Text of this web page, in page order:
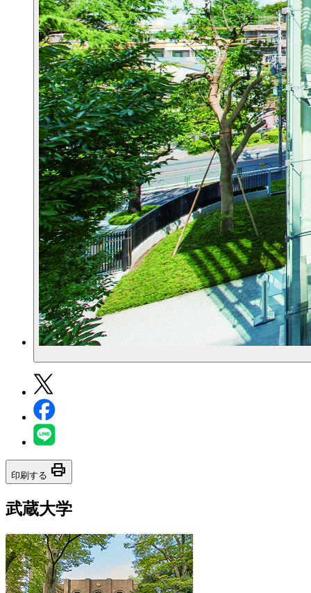
印刷する print
武蔵大学